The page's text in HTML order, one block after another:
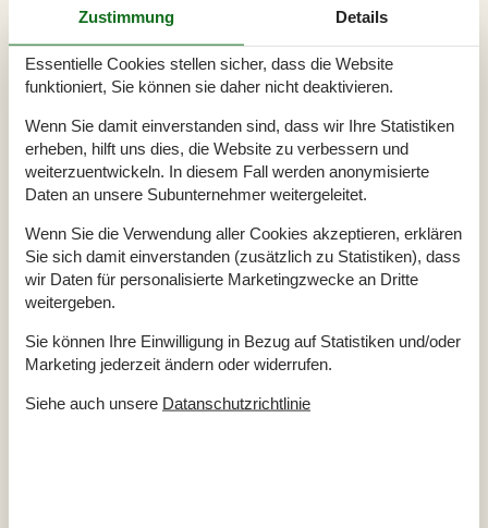
Universe Science Park: Jetzt
Tickets sichern und 15%
Rabatt erhalten
Der größte Erlebnispark in Süddänemark mit
spannenden Attraktionen und wissenschaftlichen
👉Kaufen Sie jetzt Ihre Eintrittskarte für
Universe (Werbung) - geben Sie den
Rabattcode:
Tickets sind nur online mit 15% Rabatt buchbar!
Sie den Wind im Haar und das Kribbeln im Bauch,
Zustimmung Details
Essentielle Cookies stellen sicher, dass die Website
funktioniert, Sie können sie daher nicht deaktivieren.
Wenn Sie damit einverstanden sind, dass wir Ihre Statistiken
erheben, hilft uns dies, die Website zu verbessern und
weiterzuentwickeln. In diesem Fall werden anonymisierte
Daten an unsere Subunternehmer weitergeleitet.
Wenn Sie die Verwendung aller Cookies akzeptieren, erklären
Sie sich damit einverstanden (zusätzlich zu Statistiken), dass
wir Daten für personalisierte Marketingzwecke an Dritte
weitergeben.
Sie können Ihre Einwilligung in Bezug auf Statistiken und/oder
Marketing jederzeit ändern oder widerrufen.
Siehe auch unsere Datanschutzrichtlinie